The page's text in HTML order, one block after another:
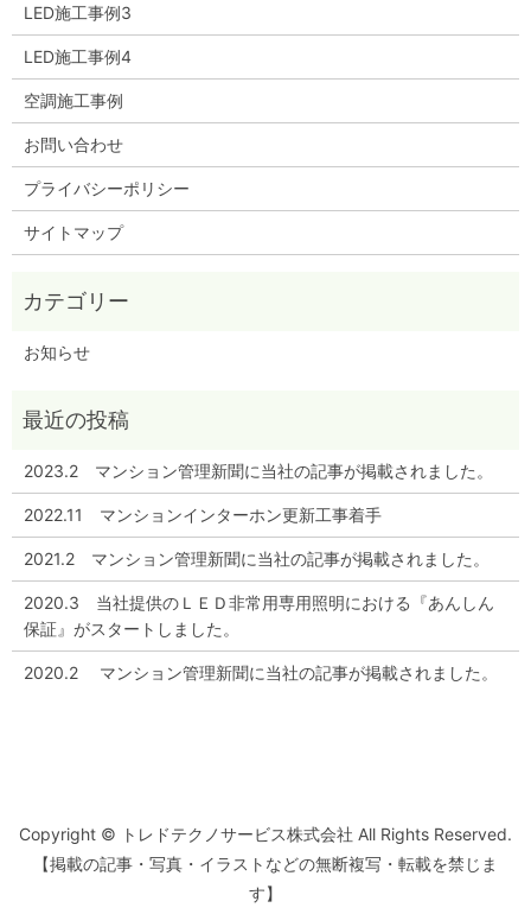
LED施工事例3
LED施工事例4
空調施工事例
お問い合わせ
プライバシーポリシー
サイトマップ
お知らせ
2023.2 マンション管理新聞に当社の記事が掲載されました。
2022.11 マンションインターホン更新工事着手
2021.2 マンション管理新聞に当社の記事が掲載されました。
2020.3 当社提供のＬＥＤ非常用専用照明における『あんしん
保証』がスタートしました。
2020.2 マンション管理新聞に当社の記事が掲載されました。
Copyright © トレドテクノサービス株式会社 All Rights Reserved.
【掲載の記事・写真・イラストなどの無断複写・転載を禁じま
す】